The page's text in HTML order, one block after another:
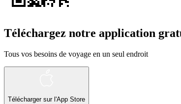
Téléchargez notre application
Tous vos besoins de voyage en un seul endroit
Télécharger sur l'App Store